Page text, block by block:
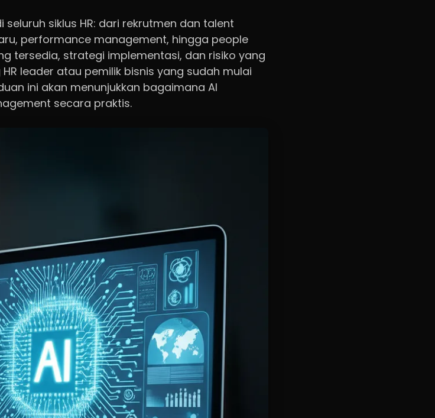
siklus HR: dari rekrutmen dan talent
performance management, hingga people
tersedia, strategi implementasi, dan risiko yang
leader atau pemilik bisnis yang sudah mulai
ini akan menunjukkan bagaimana AI
secara praktis.